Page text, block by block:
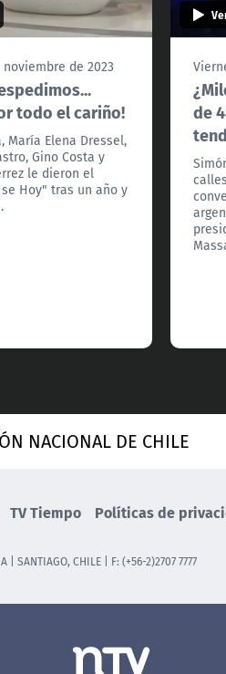
noviembre de 2023
todo el cariño!
María Elena Dressel,
Gino Costa y
le dieron el
Hoy" tras un año y
de
NACIONAL DE CHILE
TV Tiempo Políticas de
| SANTIAGO, CHILE | F: (+56-2)2707 7777